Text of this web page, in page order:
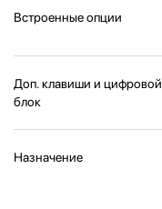
Встроенные опции
Доп. клавиши и цифровой
блок
Назначение